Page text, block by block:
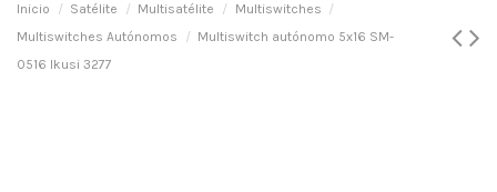
Inicio Satélite Multisatélite
Multiswitches
Multiswitches Autónomos
Multiswitch autónomo 5x16 SM-
0516 Ikusi 3277